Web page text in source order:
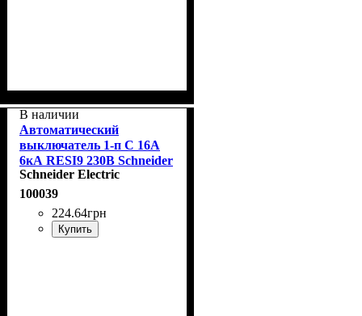
В наличии
Автоматический
выключатель 1-п С 16А
6кА RESI9 230В Schneider
R9F12116
Schneider Electric
100039
224.64грн
Купить